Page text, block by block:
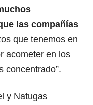
las compañías
que tenemos en
acometer en los
concentrado”.
y Natugas